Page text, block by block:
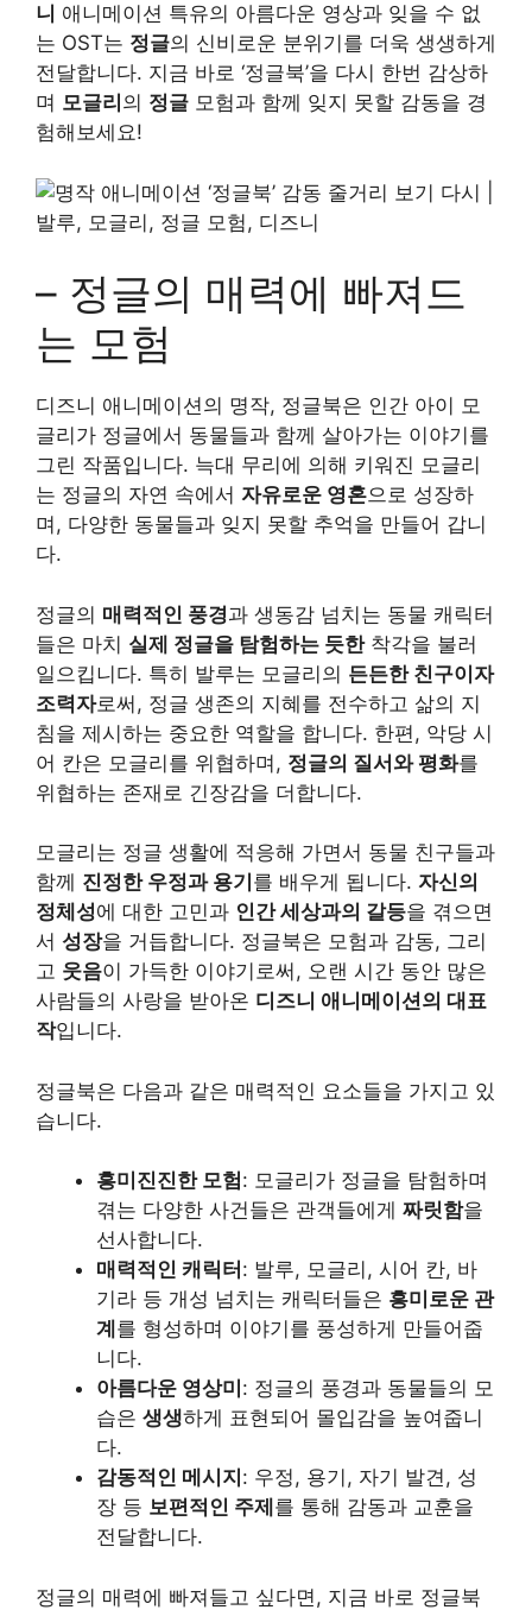
니 애니메이션 특유의 아름다운 영상과 잊을 수 없
는 OST는 정글의 신비로운 분위기를 더욱 생생하게
전달합니다. 지금 바로 ‘정글북’을 다시 한번 감상하
며 모글리 의 정글 모험과 함께 잊지 못할 감동을 경
험해보세요!
– 정글의 매력에 빠져드
는 모험
디즈니 애니메이션의 명작, 정글북은 인간 아이 모
글리 가 정글에서 동물들과 함께 살아가는 이야기를
그린 작품입니다. 늑대 무리에 의해 키워진 모글리
는 정글의 자연 속에서 자유로운 영혼으로 성장하
며, 다양한 동물들과 잊지 못할 추억을 만들어 갑니
다.
정글의 매력적인 풍경과 생동감 넘치는 동물 캐릭터
들은 마치 실제 정글을 탐험하는 듯한착각을 불러
일으킵니다. 특히 발루는 모글리의 든든한 친구이자
조력자로써, 정글 생존의 지혜를 전수하고 삶의 지
침을 제시하는 중요한 역할을 합니다. 한편, 악당 시
어 칸은 모글리를 위협하며, 정글의 질서와 평화를
위협하는 존재로 긴장감을 더합니다.
모글리는 정글 생활에 적응해 가면서 동물 친구들과
함께 진정한 우정과 용기 를 배우게 됩니다. 자신의
정체성에 대한 고민과 인간 세상과의 갈등을 겪으면
서 성장을 거듭합니다. 정글북은 모험과 감동, 그리
고 웃음이 가득한 이야기로써, 오랜 시간 동안 많은
사람들의 사랑을 받아온 디즈니 애니메이션의 대표
작입니다.
정글북은 다음과 같은 매력적인 요소들을 가지고 있
습니다.
흥미진진한 모험: 모글리가 정글을 탐험하며
겪는 다양한 사건들은 관객들에게 짜릿함을
선사합니다.
매력적인 캐릭터 : 발루, 모글리, 시어 칸, 바
기라 등 개성 넘치는 캐릭터들은 흥미로운 관
계 를 형성하며 이야기를 풍성하게 만들어줍
니다.
아름다운 영상미 : 정글의 풍경과 동물들의 모
습은 생생하게 표현되어 몰입감을 높여줍니
다.
감동적인 메시지 : 우정, 용기, 자기 발견, 성
장 등 보편적인 주제 를 통해 감동과 교훈을
전달합니다.
정글의 매력에 빠져들고 싶다면, 지금 바로 정글북